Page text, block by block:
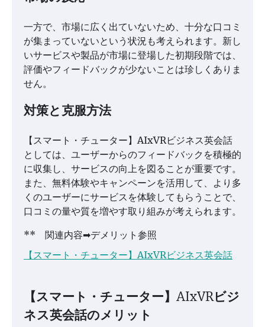
一方で、市場に広く出ていないため、十分な口コミ
が集まっていないという状況も考えられます。新し
いサービスや製品が市場に登場した初期段階では、
評価やフィードバックが少ないことは珍しくありま
せん。
対策と克服方法
【スマート・チューター】AIxVRビジネス英会話
としては、ユーザーからのフィードバックを積極的
に収集し、サービスの向上を図ることが重要です。
また、無料体験やキャンペーンを活用して、より多
くのユーザーにサービスを体験してもらうことで、
口コミの量や質を増やす取り組みが考えられます。
** 関連内容➡デメリット参照
【スマート・チューター】AIxVRビジネス英会話
【スマート・チューター】AIxVRビジ
ネス英会話のメリット